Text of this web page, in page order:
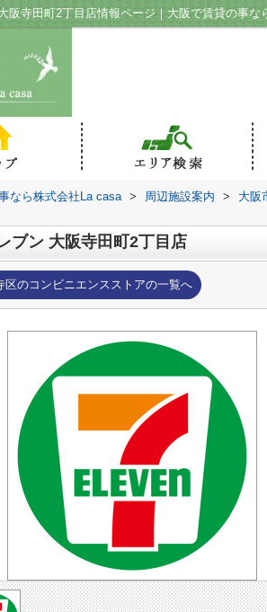
阪寺田町2丁目店情報ページ｜大阪で賃貸の事な
なら株式会社La casa > 周辺施設案内 > 大阪
ブン 大阪寺田町2丁目店
区のコンビニエンスストアの一覧へ